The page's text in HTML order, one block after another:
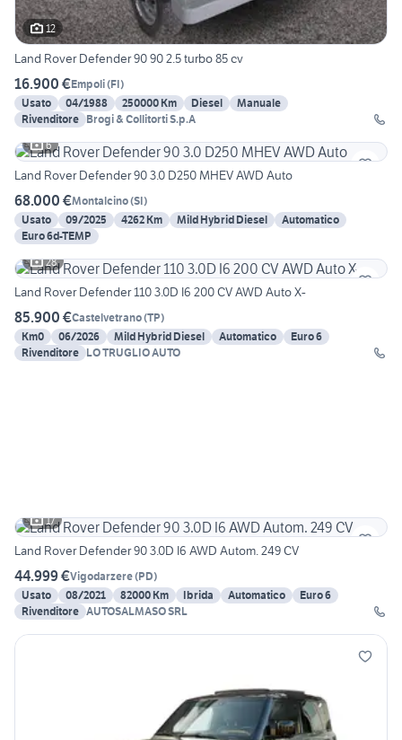
12
Land Rover Defender 90 90 2.5 turbo 85 cv
16.900 €Empoli(FI)
Usato
04/1988 250000 Km Diesel
Manuale
Rivenditore Brogi & Collitorti S.p.A
6
Land Rover Defender 90 3.0 D250 MHEV AWD Auto
68.000 €Montalcino(SI)
Usato
09/2025 4262 Km Mild Hybrid Diesel
Automatico
Euro 6d-TEMP
28
Land Rover Defender 110 3.0D I6 200 CV AWD Auto X-
85.900 €Castelvetrano(TP)
Km0
06/2026 Mild Hybrid Diesel Automatico
Euro 6
Rivenditore LO TRUGLIO AUTO
17
Land Rover Defender 90 3.0D I6 AWD Autom. 249 CV
44.999 €Vigodarzere(PD)
Usato
08/2021 82000 Km Ibrida Automatico
Euro 6
Rivenditore AUTOSALMASO SRL